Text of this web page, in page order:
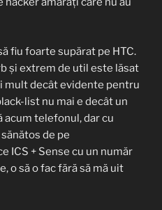
fiu foarte supărat pe HTC.
și extrem de util este lăsat
mult decât evidente pentru
list nu mai e decât un
acum telefonul, dar cu
de pe
ICS + Sense cu un număr
o să o fac fără să mă uit